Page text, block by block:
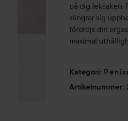
på dig leksaken.
slingrar sig
fördröjs din
maximal
Kategori:
Artikelnummer: